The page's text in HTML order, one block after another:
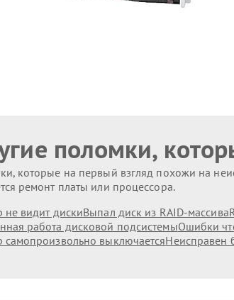
поломки,
которые на первый взгляд похожи на
ремонт платы или процессора.
не видит дискиВыпал диск из RAID-массива
работа дисковой подсистемыОшибки
самопроизвольно выключаетсяНеисправен